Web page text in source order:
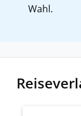
Wahl.